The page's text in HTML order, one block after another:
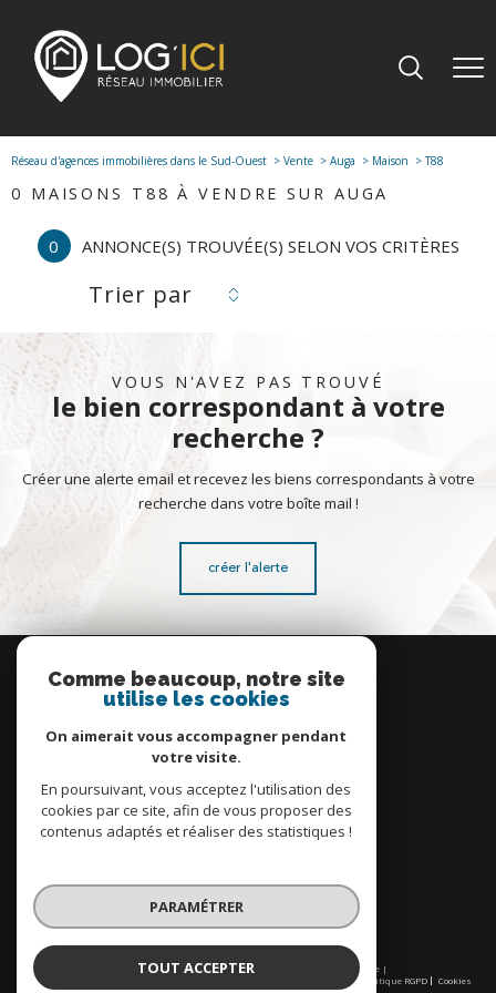
Réseau d'agences immobilières dans le Sud-Ouest Vente Auga Maison T88
0 MAISONS T88 À VENDRE SUR AUGA
0 ANNONCE(S) TROUVÉE(S) SELON VOS CRITÈRES
Trier par
VOUS N'AVEZ PAS TROUVÉ
le bien correspondant à votre
recherche ?
Créer une alerte email et recevez les biens correspondants à votre
recherche dans votre boîte mail !
créer l'alerte
connecter
espace propriétaire
© 2026 | Tous droits réservés | Traduction powered by Google |
Nos honoraires
Politique RGPD Cookies
Comme beaucoup, notre site
utilise les cookies
On aimerait vous accompagner pendant
votre visite.
En poursuivant, vous acceptez l'utilisation des
cookies par ce site, afin de vous proposer des
contenus adaptés et réaliser des statistiques !
PARAMÉTRER
TOUT ACCEPTER